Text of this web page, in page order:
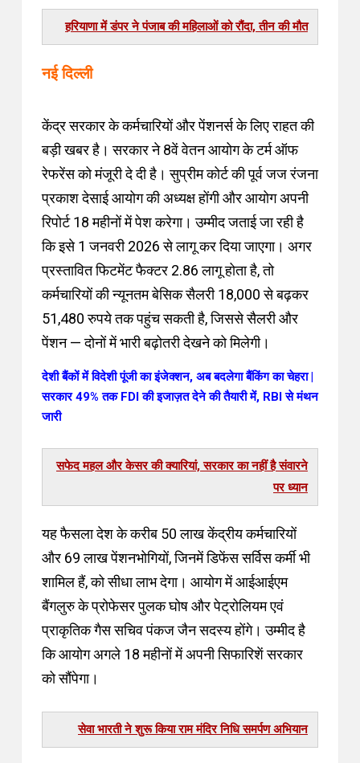
था मृत
नई दिल्ली
केंद्र सरकार के कर्मचारियों और पेंशनर्स के लिए राहत की
बड़ी खबर है। सरकार ने 8वें वेतन आयोग के टर्म ऑफ
रेफरेंस को मंजूरी दे दी है। सुप्रीम कोर्ट की पूर्व जज रंजना
प्रकाश देसाई आयोग की अध्यक्ष होंगी और आयोग अपनी
रिपोर्ट 18 महीनों में पेश करेगा। उम्मीद जताई जा रही है
कि इसे 1 जनवरी 2026 से लागू कर दिया जाएगा। अगर
प्रस्तावित फिटमेंट फैक्टर 2.86 लागू होता है, तो
कर्मचारियों की न्यूनतम बेसिक सैलरी 18,000 से बढ़कर
51,480 रुपये तक पहुंच सकती है, जिससे सैलरी और
पेंशन — दोनों में भारी बढ़ोतरी देखने को मिलेगी।
देशी बैंकों में विदेशी पूंजी का इंजेक्शन, अब बदलेगा बैंकिंग का चेहरा |
सरकार 49% तक FDI की इजाज़त देने की तैयारी में, RBI से मंथन
जारी
सफेद महल और केसर की क्यारियां, सरकार का नहीं है संवारने
पर ध्यान
यह फैसला देश के करीब 50 लाख केंद्रीय कर्मचारियों
और 69 लाख पेंशनभोगियों, जिनमें डिफेंस सर्विस कर्मी भी
शामिल हैं, को सीधा लाभ देगा। आयोग में आईआईएम
बैंगलुरु के प्रोफेसर पुलक घोष और पेट्रोलियम एवं
प्राकृतिक गैस सचिव पंकज जैन सदस्य होंगे। उम्मीद है
कि आयोग अगले 18 महीनों में अपनी सिफारिशें सरकार
को सौंपेगा।
सेवा भारती ने शुरू किया राम मंदिर निधि समर्पण अभियान